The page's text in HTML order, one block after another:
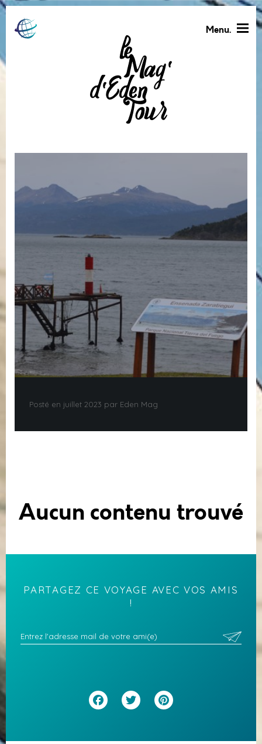
Menu.
Posté en juillet 2023 par Eden Mag
Aucun contenu trouvé
PARTAGEZ CE VOYAGE AVEC VOS AMIS
!
Facebook
Twitter